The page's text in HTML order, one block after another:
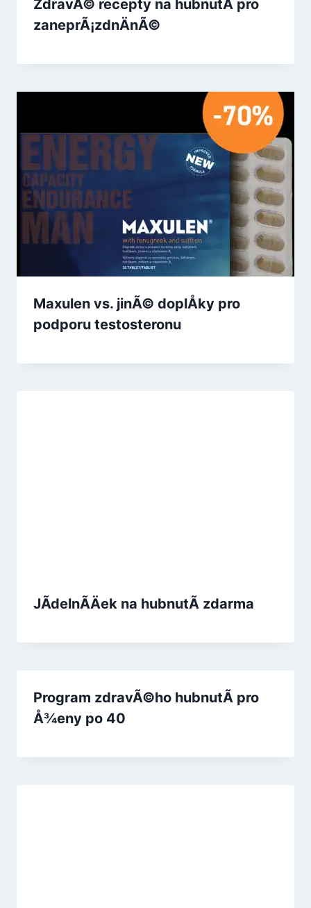
ZdravÃ© recepty na hubnutÃ­ pro
zaneprÃ¡zdnÄnÃ©
Maxulen vs. jinÃ© doplÅky pro
podporu testosteronu
JÃ­delnÃ­Äek na hubnutÃ­ zdarma
Program zdravÃ©ho hubnutÃ­ pro
Å¾eny po 40